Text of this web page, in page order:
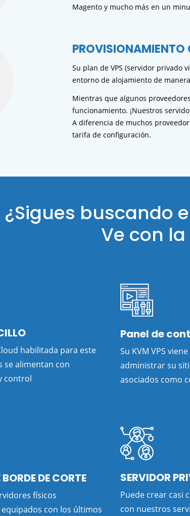
Magento y mucho más en un
PROVISIONAMIENTO
Su plan de VPS (servidor privado
entorno de alojamiento de
Mientras que algunos
funcionamiento. ¡Nuestros
A diferencia de muchos
tarifa de configuración.
¿Sigues buscando
Ve con
habilitada para este
se alimentan con
control
Panel de
Su KVM VPS
administrar su
asociados como
DE CORTE
físicos
con los últimos
SERVIDOR
Puede crear casi
con nuestros